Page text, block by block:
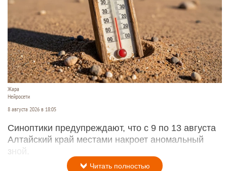
Жара
Нейросети
8 августа 2026 в 18:05
Синоптики предупреждают, что с 9 по 13 августа
Алтайский край местами накроет аномальный
зной.
Читать полностью